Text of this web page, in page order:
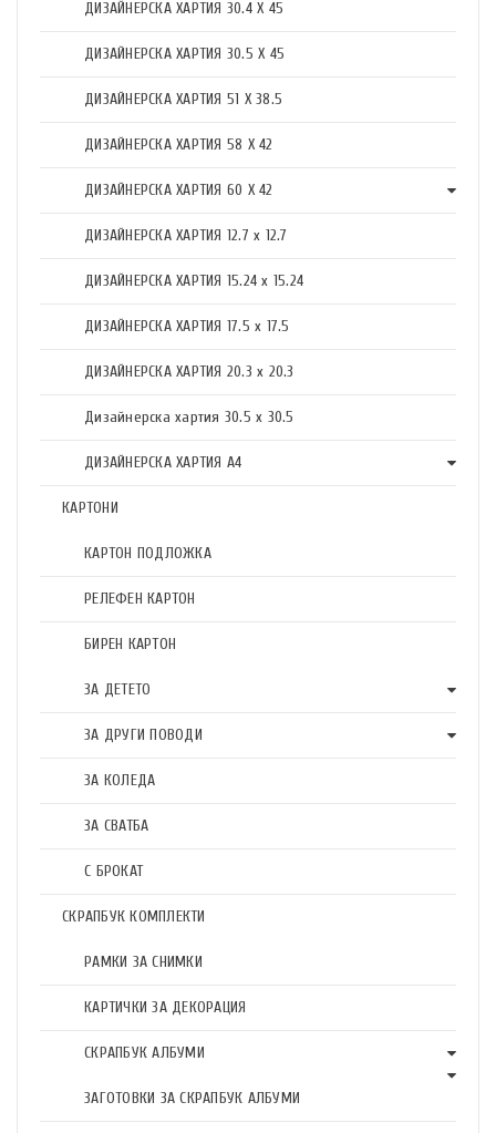
ДИЗАЙНЕРСКА ХАРТИЯ 30.4 X 45
ДИЗАЙНЕРСКА ХАРТИЯ 30.5 X 45
ДИЗАЙНЕРСКА ХАРТИЯ 51 X 38.5
ДИЗАЙНЕРСКА ХАРТИЯ 58 X 42
ДИЗАЙНЕРСКА ХАРТИЯ 60 X 42
ДИЗАЙНЕРСКА ХАРТИЯ 12.7 x 12.7
ДИЗАЙНЕРСКА ХАРТИЯ 15.24 x 15.24
ДИЗАЙНЕРСКА ХАРТИЯ 17.5 х 17.5
ДИЗАЙНЕРСКА ХАРТИЯ 20.3 х 20.3
Дизайнерска хартия 30.5 х 30.5
ДИЗАЙНЕРСКА ХАРТИЯ А4
КАРТОНИ
КАРТОН ПОДЛОЖКА
РЕЛЕФЕН КАРТОН
БИРЕН КАРТОН
ЗА ДЕТЕТО
ЗА ДРУГИ ПОВОДИ
ЗА КОЛЕДА
ЗА СВАТБА
С БРОКАТ
СКРАПБУК КОМПЛЕКТИ
РАМКИ ЗА СНИМКИ
КАРТИЧКИ ЗА ДЕКОРАЦИЯ
СКРАПБУК АЛБУМИ
ЗАГОТОВКИ ЗА СКРАПБУК АЛБУМИ